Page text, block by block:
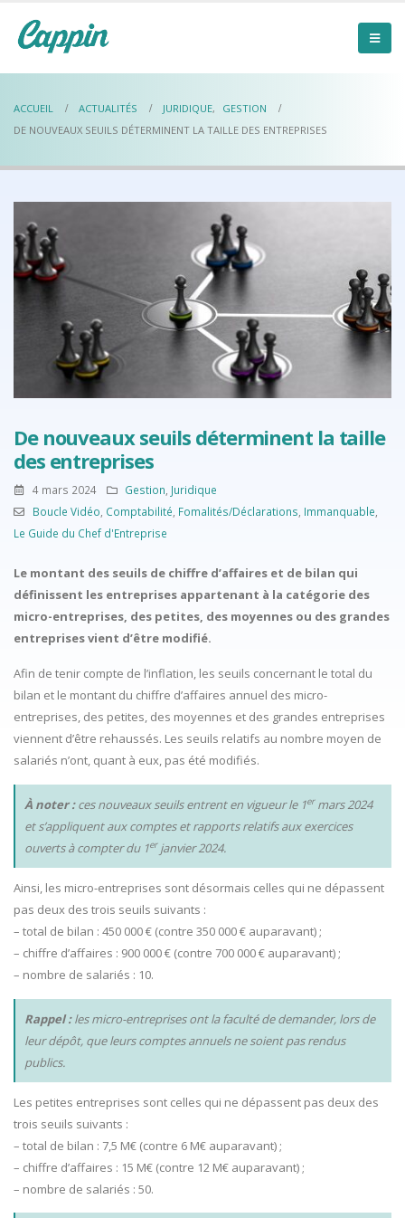
ACCUEIL ACTUALITÉS JURIDIQUE,
GESTION
DE NOUVEAUX SEUILS DÉTERMINENT LA TAILLE DES ENTREPRISES
De nouveaux seuils déterminent la taille
des entreprises
4 mars 2024 Gestion Juridique
Boucle Vidéo Comptabilité Fomalités/Déclarations Immanquable
Le Guide du Chef d'Entreprise
Le montant des seuils de chiffre d’affaires et de bilan qui
définissent les entreprises appartenant à la catégorie des
micro-entreprises, des petites, des moyennes ou des grandes
entreprises vient d’être modifié.
Afin de tenir compte de l’inflation, les seuils concernant le total du
bilan et le montant du chiffre d’affaires annuel des micro-
entreprises, des petites, des moyennes et des grandes entreprises
viennent d’être rehaussés. Les seuils relatifs au nombre moyen de
salariés n’ont, quant à eux, pas été modifiés.
À noter :ces nouveaux seuils entrent en vigueur le 1ermars 2024
et s’appliquent aux comptes et rapports relatifs aux exercices
ouverts à compter du 1erjanvier 2024.
Ainsi, les micro-entreprises sont désormais celles qui ne dépassent
pas deux des trois seuils suivants :
– total de bilan : 450 000 € (contre 350 000 € auparavant) ;
– chiffre d’affaires : 900 000 € (contre 700 000 € auparavant) ;
– nombre de salariés : 10.
Rappel :les micro-entreprises ont la faculté de demander, lors de
leur dépôt, que leurs comptes annuels ne soient pas rendus
publics.
Les petites entreprises sont celles qui ne dépassent pas deux des
trois seuils suivants :
– total de bilan : 7,5 M€ (contre 6 M€ auparavant) ;
– chiffre d’affaires : 15 M€ (contre 12 M€ auparavant) ;
– nombre de salariés : 50.